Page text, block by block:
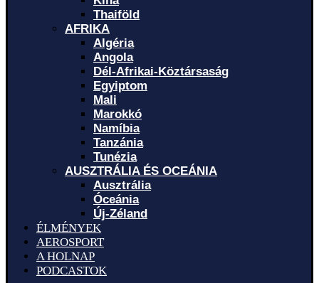
Thaiföld
AFRIKA
Algéria
Angola
Dél-Afrikai-Köztársaság
Egyiptom
Mali
Marokkó
Namíbia
Tanzánia
Tunézia
AUSZTRÁLIA ÉS OCEÁNIA
Ausztrália
Óceánia
Új-Zéland
ÉLMÉNYEK
AEROSPORT
A HOLNAP
PODCASTOK